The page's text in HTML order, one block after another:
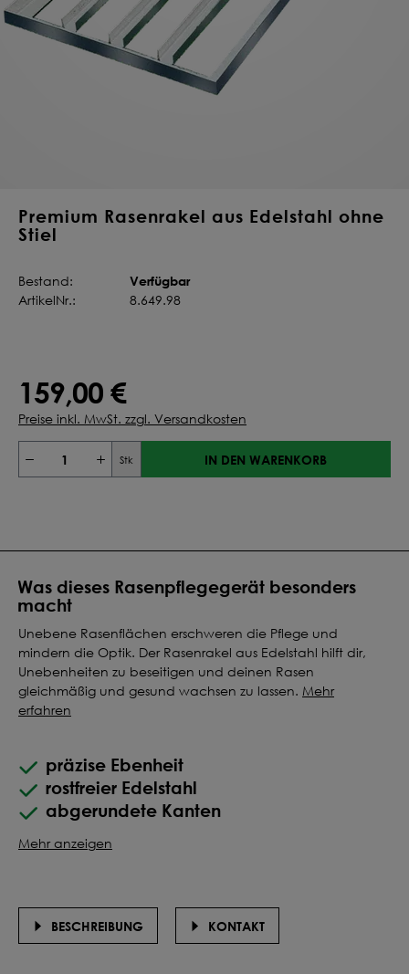
Premium Rasenrakel aus Edelstahl ohne
Stiel
Was dieses Rasenpflegegerät besonders
macht
Unebene Rasenflächen erschweren die Pflege und
mindern die Optik. Der Rasenrakel aus Edelstahl hilft dir,
Unebenheiten zu beseitigen und deinen Rasen
gleichmäßig und gesund wachsen zu lassen. Mehr
erfahren
präzise Ebenheit
rostfreier Edelstahl
abgerundete Kanten
Mehr anzeigen
159,00 €
Preise inkl. MwSt. zzgl. Versandkosten
Bestand: Verfügbar
ArtikelNr.: 8.649.98
Stk IN DEN WARENKORB
BESCHREIBUNG KONTAKT
Deine Saat-
Mischung
konfigurieren